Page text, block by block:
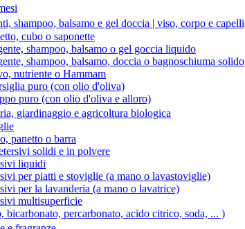
shampoo, balsamo e gel doccia | viso, corpo e capelli
cubo o saponette
shampoo, balsamo o gel goccia liquido
shampoo, balsamo, doccia o bagnoschiuma solido
nutriente o Hammam
puro (con olio d'oliva)
puro (con olio d'oliva e alloro)
giardinaggio e agricoltura biologica
panetto o barra
solidi e in polvere
liquidi
per piatti e stoviglie (a mano o lavastoviglie)
per la lavanderia (a mano o lavatrice)
multisuperficie
bicarbonato, percarbonato, acido citrico, soda, ... )